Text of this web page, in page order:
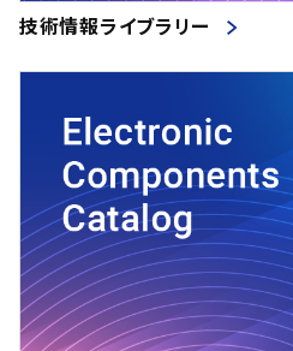
技術情報ライブラリー